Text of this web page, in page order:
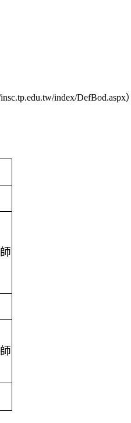
index/DefBod.aspx）